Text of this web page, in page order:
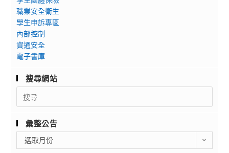
職業安全衛生
學生申訴專區
內部控制
資通安全
電子書庫
搜尋網站
Search
for:
彙整公告
整
選取月份